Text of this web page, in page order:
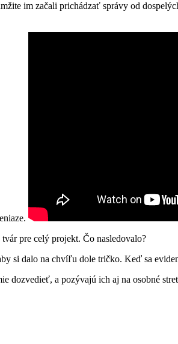
im začali prichádzať správy od
pre celý projekt. Čo nasledovalo?
si dalo na chvíľu dole tričko. Keď sa
dozvedieť, a pozývajú ich aj na osobné